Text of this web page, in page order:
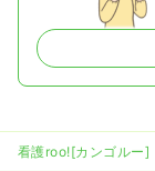
看護roo![カンゴルー]